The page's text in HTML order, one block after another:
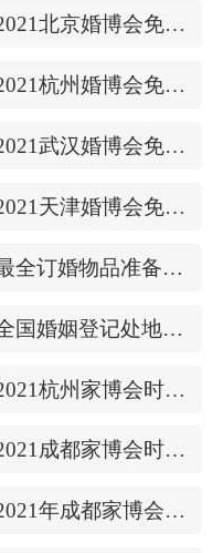
2021北京婚博会免费门票
2021杭州婚博会免费门票
2021武汉婚博会免费门票
2021天津婚博会免费门票
最全订婚物品准备清单
全国婚姻登记处地址/上下时间
2021杭州家博会时间表
2021成都家博会时间表
2021年成都家博会门票